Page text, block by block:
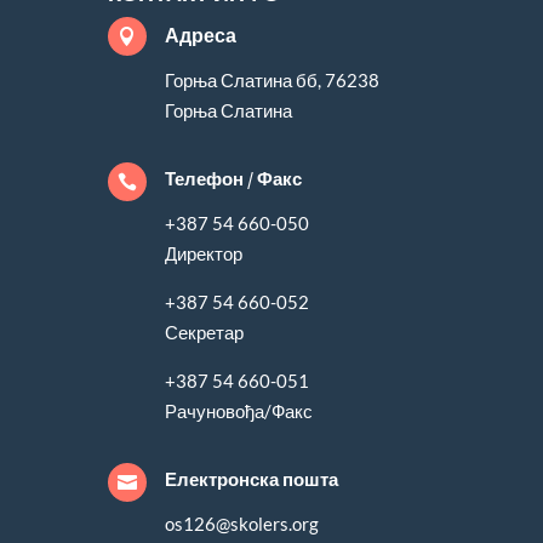
 Адреса
Горња Слатина бб, 76238
Горња Слатина
 Телефон / Факс
+387 54 660-050
Директор
+387 54 660-052
Секретар
+387 54 660-051
Рачуновођа/Факс
 Електронска пошта
os126@skolers.org